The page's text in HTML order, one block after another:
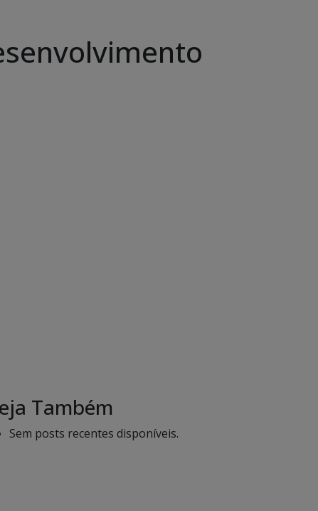
Também
Sem posts recentes disponíveis.